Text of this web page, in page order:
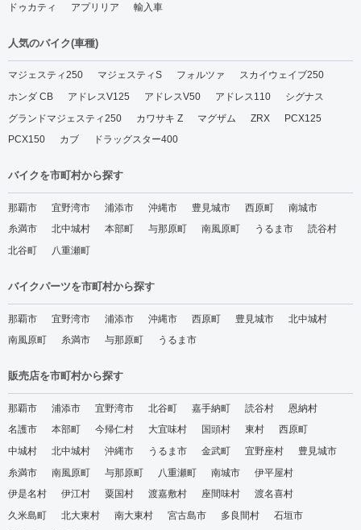
ドゥカティ
アプリリア 輸入車
人気のバイク(車種)
マジェスティ250 マジェスティS フォルツァ
スカイウェイブ250
ホンダ CB
アドレスV125 アドレスV50 アドレス110
シグナス
グランドマジェスティ250
カワサキ Z マグザム ZRX
PCX125
PCX150
カブ ドラッグスター400
バイクを市町村から探す
那覇市 宜野湾市 浦添市 沖縄市 豊見城市 西原町
南城市
糸満市
北中城村 本部町 与那原町 南風原町 うるま市
読谷村
北谷町
八重瀬町
バイクパーツを市町村から探す
那覇市 宜野湾市 浦添市 沖縄市 西原町 豊見城市
北中城村
南風原町
糸満市 与那原町 うるま市
販売店を市町村から探す
那覇市 浦添市 宜野湾市 北谷町 嘉手納町 読谷村
恩納村
名護市
本部町 今帰仁村 大宜味村 国頭村 東村
西原町
中城村
北中城村 沖縄市 うるま市 金武町 宜野座村
豊見城市
糸満市
南風原町 与那原町 八重瀬町 南城市
伊平屋村
伊是名村
伊江村 粟国村 渡嘉敷村 座間味村
渡名喜村
久米島町
北大東村 南大東村 宮古島市 多良間村
石垣市